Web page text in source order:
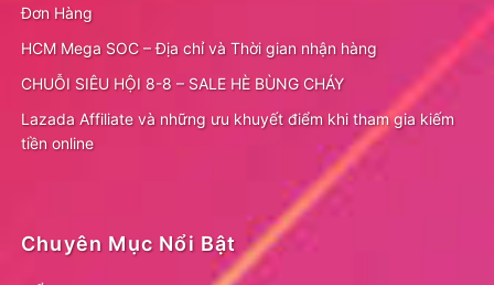
Đơn Hàng
HCM Mega SOC – Địa chỉ và Thời gian nhận hàng
CHUỖI SIÊU HỘI 8-8 – SALE HÈ BÙNG CHÁY
Lazada Affiliate và những ưu khuyết điểm khi tham gia kiếm
tiền online
Chuyên Mục Nổi Bật